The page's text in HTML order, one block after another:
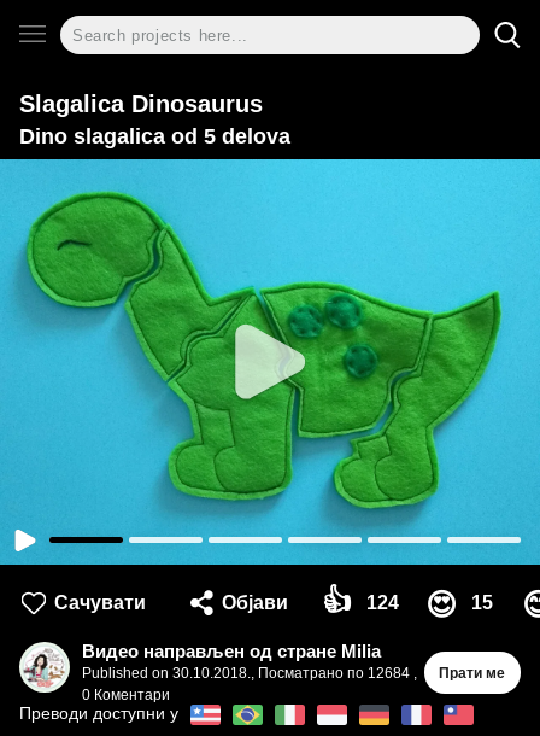
Slagalica Dinosaurus
Dino slagalica od 5 delova
Сачувати Објави 👍 124 😍 15
Видео направљен од стране Milia
Published on 30.10.2018., Посматрано по 12684 ,
0 Коментари
Прати ме
Преводи доступни у